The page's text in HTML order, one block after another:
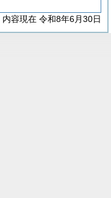
内容現在 令和8年6月30日